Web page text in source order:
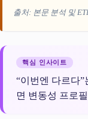
출처: 본문 분석 및
핵심 인사이트
“이번엔 다르다
면 변동성 프로